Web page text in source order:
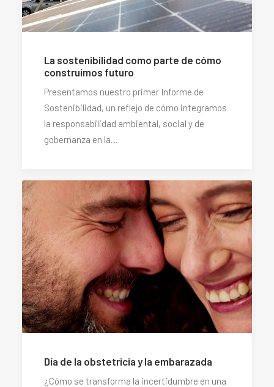
La sostenibilidad como parte de cómo
construimos futuro
Presentamos nuestro primer Informe de
Sostenibilidad, un reflejo de cómo integramos
la responsabilidad ambiental, social y de
gobernanza en la…
Día de la obstetricia y la embarazada
¿Cómo se transforma la incertidumbre en una